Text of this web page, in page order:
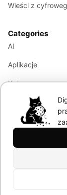
Wieści z
Categories
AI
Aplikacje
Kultura
Marketing
Modele językowe
About
Polityka